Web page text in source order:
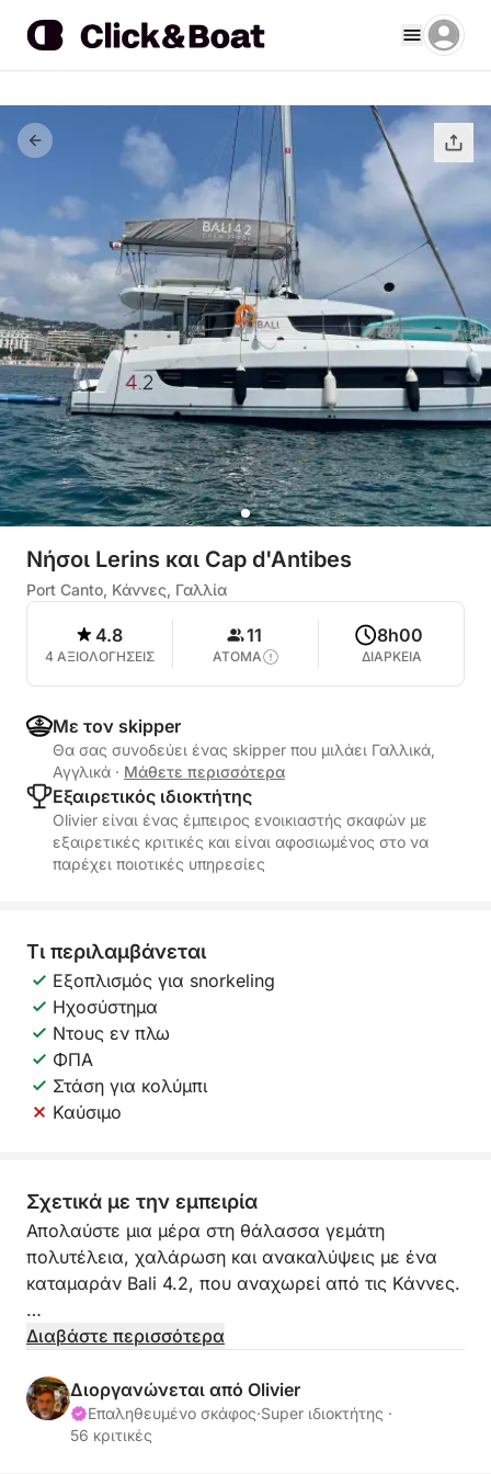
Νήσοι Lerins και Cap d'Antibes
Port Canto, Κάννες, Γαλλία
4.8
4 ΑΞΙΟΛΟΓΗΣΕΙΣ
11
ΑΤΟΜΑ
8h00
ΔΙΑΡΚΕΙΑ
Με τον skipper
Θα σας συνοδεύει ένας skipper που μιλάει Γαλλικά,
Αγγλικά · Μάθετε περισσότερα
Εξαιρετικός ιδιοκτήτης
Olivier είναι ένας έμπειρος ενοικιαστής σκαφών με
εξαιρετικές κριτικές και είναι αφοσιωμένος στο να
παρέχει ποιοτικές υπηρεσίες
Τι περιλαμβάνεται
Εξοπλισμός για snorkeling
Ηχοσύστημα
Ντους εν πλω
ΦΠΑ
Στάση για κολύμπι
Καύσιμο
Σχετικά με την εμπειρία
Απολαύστε μια μέρα στη θάλασσα γεμάτη
πολυτέλεια, χαλάρωση και ανακαλύψεις με ένα
καταμαράν Bali 4.2, που αναχωρεί από τις Κάννες.
Αναχώρηση στις 10:00 π.μ. – Καλώς ορίσατε στο
Επιβιβαστείτε από το Port Canto και αφήστε τον
επαγγελματία καπετάνιο σας να σας καθοδηγήσει.
Σαλπάρετε για τα κρυστάλλινα νερά των Νήσων
Διαβάστε περισσότερα
Διοργανώνεται από Olivier
Επαληθευμένο σκάφος·Super ιδιοκτήτης ·
56 κριτικές